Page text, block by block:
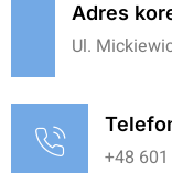
Adres
Ul.
+48